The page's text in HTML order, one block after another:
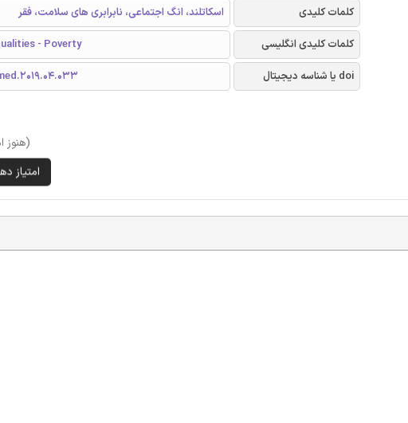
کلمات کلیدی
اسکاتلند، انگ اجتماعی، نابرابری های سلامت، فقر
کلمات کلیدی انگلیسی
- Poverty
doi یا شناسه دیجیتال
(هنوز